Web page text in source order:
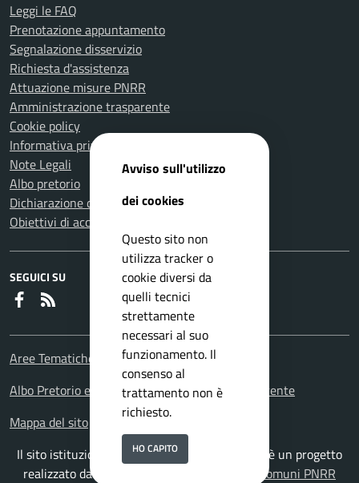
Leggi le FAQ
Prenotazione appuntamento
Segnalazione disservizio
Richiesta d'assistenza
Attuazione misure PNRR
Amministrazione trasparente
Cookie policy
Informativa privacy
Note Legali
Albo pretorio
Dichiarazione di accessibilità
Obiettivi di accessibilità
SEGUICI SU
Faceboook
Aree Tematiche
Albo Pretorio e Portale amministrazione trasparente
Mappa del sito
Il sito istituzionale del Comune di Carmagnola è un progetto
realizzato da
Soluzione Comuni PNRR
Avviso sull'utilizzo
dei cookies
Questo sito non
utilizza tracker o
cookie diversi da
quelli tecnici
strettamente
necessari al suo
funzionamento. Il
consenso al
trattamento non è
richiesto.
HO CAPITO